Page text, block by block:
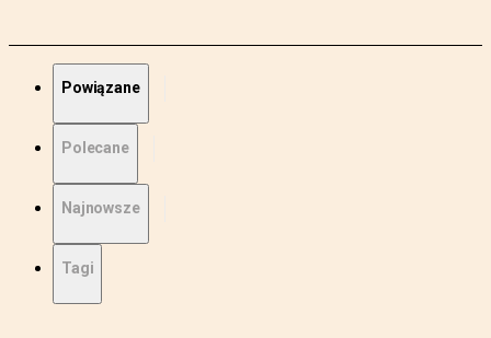
Powiązane
Polecane
Najnowsze
Tagi